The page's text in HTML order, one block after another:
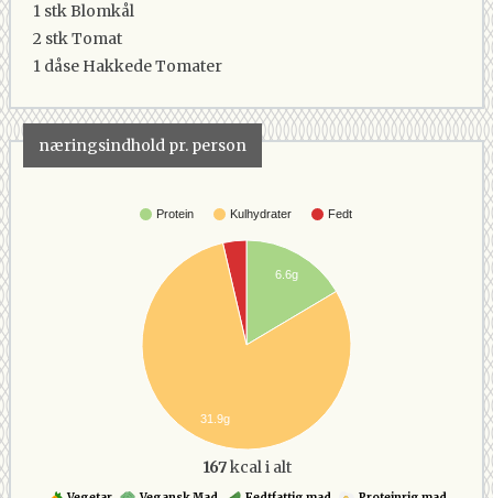
1 stkBlomkål
2 stkTomat
1 dåse Hakkede Tomater
næringsindhold pr. person
Protein Kulhydrater Fedt
6.6g
31.9g
167kcal i alt